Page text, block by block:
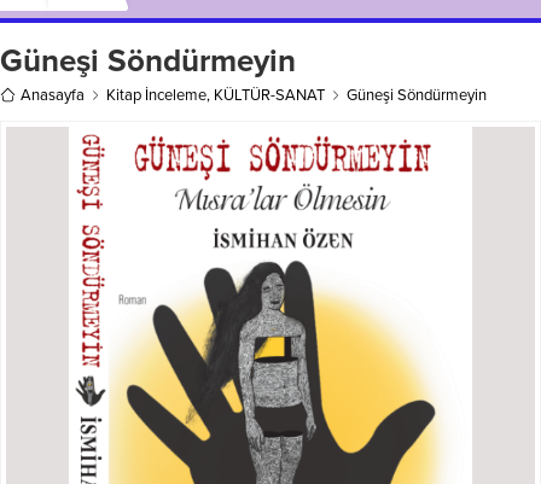
Güneşi Söndürmeyin
Anasayfa Kitap İnceleme, KÜLTÜR-SANAT Güneşi Söndürmeyin